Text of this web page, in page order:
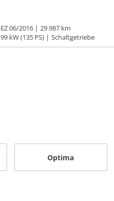
EZ 06/2016
29.987 km
99 kW (135 PS)
Schaltgetriebe
Optima